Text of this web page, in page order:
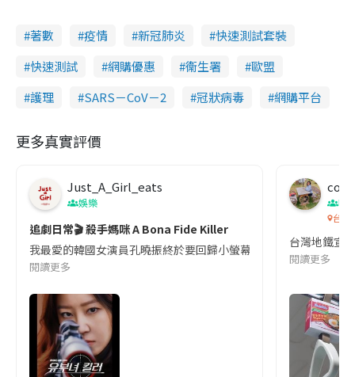
著數 疫情 新冠肺炎
快速測試套裝
快速測試
網購優惠 衞生署
歐盟
護理
SARS－CoV－2 冠狀病毒 網購平台
更多真實評價
Just_A_Girl_eats
娛樂
追劇日常🎬 殺手媽咪 A Bona Fide Killer
我最愛的韓國女演員孔曉振終於要回歸小螢幕啦!這次的劇本改編
閱讀更多
co
吹
台灣
台灣地鐵宣
閱讀更多